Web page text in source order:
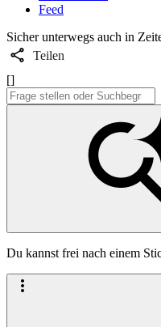
Feed
Sicher unterwegs auch in
Teilen
[]
Du kannst frei nach einem